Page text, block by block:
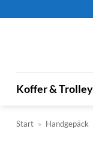
Koffer &
Start » Handgepäck